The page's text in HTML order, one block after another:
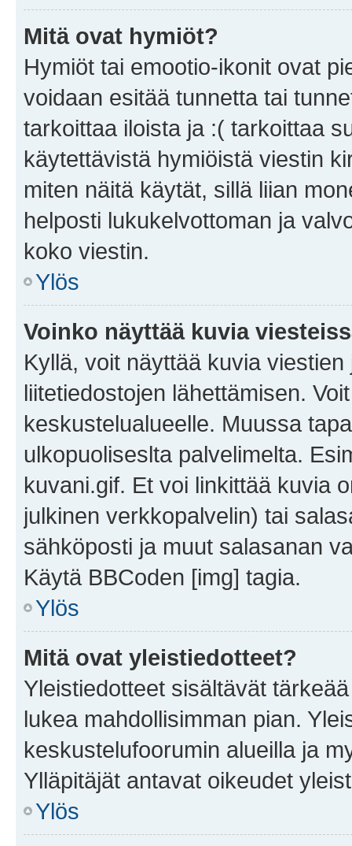
Mitä ovat hymiöt?
Hymiöt tai emootio-ikonit ovat
voidaan esitää tunnetta tai
tarkoittaa iloista ja :( tarkoittaa
käytettävistä hymiöistä viestin
miten näitä käytät, sillä liian
helposti lukukelvottoman ja
koko viestin.
Ylös
Voinko näyttää kuvia
Kyllä, voit näyttää kuvia
liitetiedostojen lähettämisen.
keskustelualueelle. Muussa
ulkopuoliseslta palvelimelta.
kuvani.gif. Et voi linkittää kuvia
julkinen verkkopalvelin) tai
sähköposti ja muut salasanan
Käytä BBCoden [img] tagia.
Ylös
Mitä ovat yleistiedotteet?
Yleistiedotteet sisältävät
lukea mahdollisimman pian.
keskustelufoorumin alueilla ja
Ylläpitäjät antavat oikeudet
Ylös